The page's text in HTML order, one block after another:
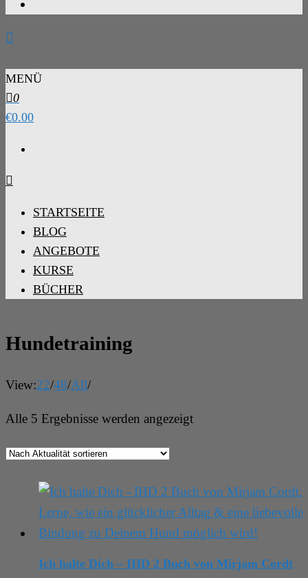
MENÜ
0
€0.00
STARTSEITE
BLOG
ANGEBOTE
KURSE
BÜCHER
Hundetraining
View:22/48/All/
Alle 5 Ergebnisse werden angezeigtNach
Ich halte Dich – IHD 2 Buch von Mirjam Cordt